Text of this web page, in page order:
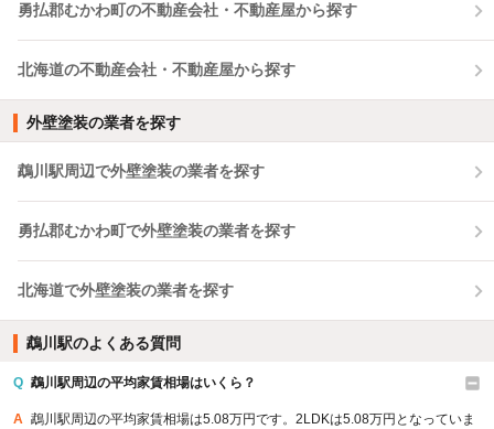
勇払郡むかわ町の不動産会社・不動産屋から探す
北海道の不動産会社・不動産屋から探す
外壁塗装の業者を探す
鵡川駅周辺で外壁塗装の業者を探す
勇払郡むかわ町で外壁塗装の業者を探す
北海道で外壁塗装の業者を探す
鵡川駅のよくある質問
Q 鵡川駅周辺の平均家賃相場はいくら？
A 鵡川駅周辺の平均家賃相場は5.08万円です。2LDKは5.08万円となっていま